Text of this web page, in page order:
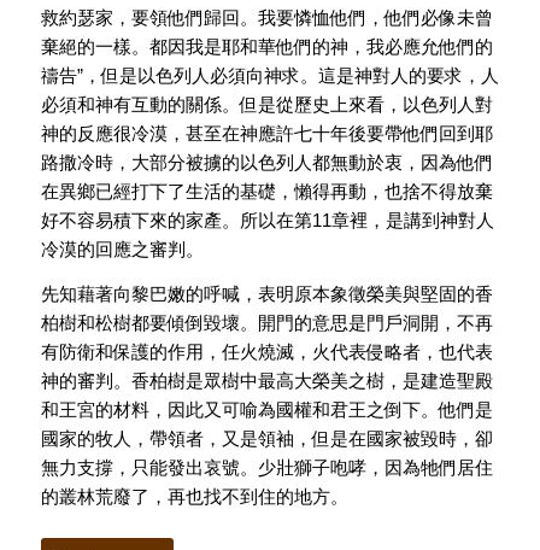
救約瑟家，要領他們歸回。我要憐恤他們，他們必像未曾
棄絕的一樣。都因我是耶和華他們的神，我必應允他們的
禱告”，但是以色列人必須向神求。這是神對人的要求，人
必須和神有互動的關係。但是從歷史上來看，以色列人對
神的反應很冷漠，甚至在神應許七十年後要帶他們回到耶
路撒冷時，大部分被擄的以色列人都無動於衷，因為他們
在異鄉已經打下了生活的基礎，懶得再動，也捨不得放棄
好不容易積下來的家產。所以在第11章裡，是講到神對人
冷漠的回應之審判。
先知藉著向黎巴嫩的呼喊，表明原本象徵榮美與堅固的香
柏樹和松樹都要傾倒毀壞。開門的意思是門戶洞開，不再
有防衛和保護的作用，任火燒滅，火代表侵略者，也代表
神的審判。香柏樹是眾樹中最高大榮美之樹，是建造聖殿
和王宮的材料，因此又可喻為國權和君王之倒下。他們是
國家的牧人，帶領者，又是領袖，但是在國家被毀時，卻
無力支撐，只能發出哀號。少壯獅子咆哮，因為牠們居住
的叢林荒廢了，再也找不到住的地方。